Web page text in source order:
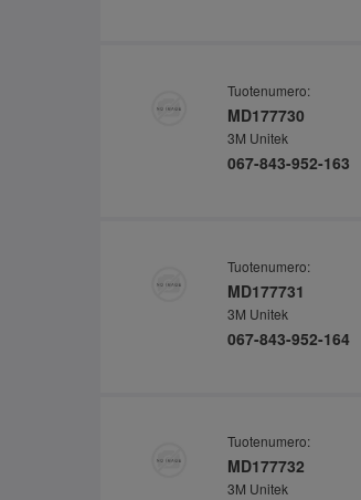
Tuotenumero:
MD177730
3M Unitek
067-843-952-163
Tuotenumero:
MD177731
3M Unitek
067-843-952-164
Tuotenumero:
MD177732
3M Unitek